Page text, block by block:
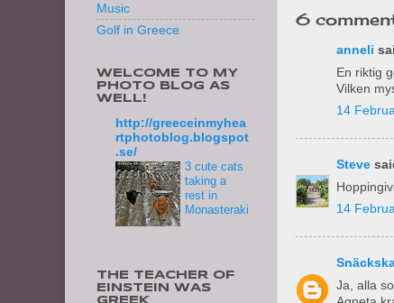
6
anneli
En riktig
Vilken
14
Steve
14
Ja, alla
Music
Golf in Greece
WELCOME TO MY
PHOTO BLOG AS
WELL!
http://greeceinmyhea
rtphotoblog.blogspot
.se/
3 cute cats
taking a
rest in
Monasteraki
THE TEACHER OF
EINSTEIN WAS
GREEK